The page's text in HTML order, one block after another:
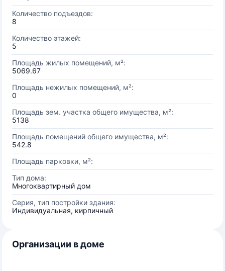
Количество подъездов:
8
Количество этажей:
5
Площадь жилых помещений, м²:
5069.67
Площадь нежилых помещений, м²:
0
Площадь зем. участка общего имущества, м²:
5138
Площадь помещений общего имущества, м²:
542.8
Площадь парковки, м²:
Тип дома:
Многоквартирный дом
Серия, тип постройки здания:
Индивидуальная, кирпичный
Организации в доме